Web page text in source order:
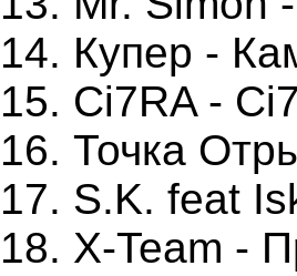
14. Купер -
15. Ci7RA -
16. Точка
17. S.K. feat
18. X-Team -